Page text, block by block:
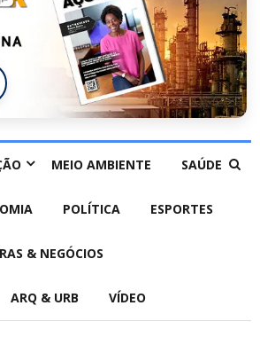
MEIO AMBIENTE SAÚDE
POLÍTICA ESPORTES
& NEGÓCIOS
ARQ & URB VÍDEO